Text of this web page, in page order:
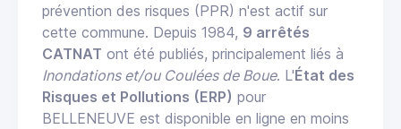
prévention des risques (PPR) n'est actif sur
cette commune. Depuis 1984, 9 arrêtés
CATNAT ont été publiés, principalement liés à
Inondations et/ou Coulées de Boue. L'État des
Risques et Pollutions (ERP) pour
BELLENEUVE est disponible en ligne en moins